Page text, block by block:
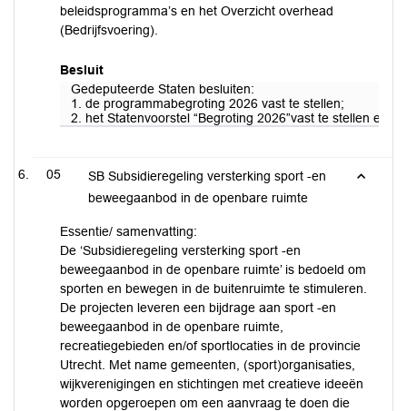
beleidsprogramma’s en het Overzicht overhead
(Bedrijfsvoering).
Besluit
Gedeputeerde Staten besluiten:
1. de programmabegroting 2026 vast te stellen;
2. het Statenvoorstel “Begroting 2026”vast te stellen en
05
SB Subsidieregeling versterking sport -en
beweegaanbod in de openbare ruimte
Essentie/ samenvatting:
De ‘Subsidieregeling versterking sport -en
beweegaanbod in de openbare ruimte’ is bedoeld om
sporten en bewegen in de buitenruimte te stimuleren.
De projecten leveren een bijdrage aan sport -en
beweegaanbod in de openbare ruimte,
recreatiegebieden en/of sportlocaties in de provincie
Utrecht. Met name gemeenten, (sport)organisaties,
wijkverenigingen en stichtingen met creatieve ideeën
worden opgeroepen om een aanvraag te doen die